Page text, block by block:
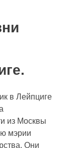
в Лейпциге
из Москвы
мэрии
Они